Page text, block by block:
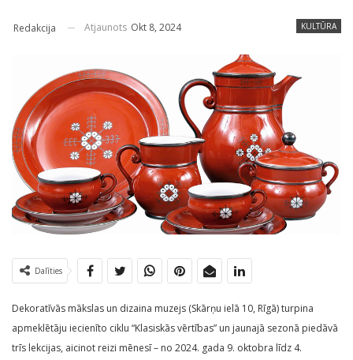
KULTŪRA
Redakcija Atjaunots Okt 8, 2024
Dalīties
Dekoratīvās mākslas un dizaina muzejs (Skārņu ielā 10, Rīgā) turpina
apmeklētāju iecienīto ciklu “Klasiskās vērtības” un jaunajā sezonā piedāvā
trīs lekcijas, aicinot reizi mēnesī – no 2024. gada 9. oktobra līdz 4.